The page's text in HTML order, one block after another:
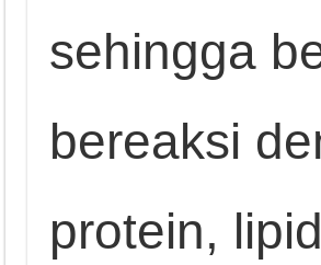
sehingga
bereaksi
protein,